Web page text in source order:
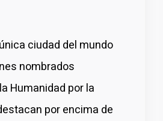
ciudad del mundo
nombrados
Humanidad por la
por encima de